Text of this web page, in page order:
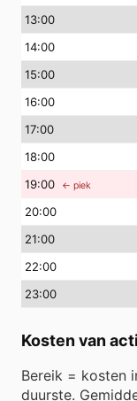
13:00
14:00
15:00
16:00
17:00
18:00
19:00 ← piek
20:00
21:00
22:00
23:00
Kosten van
Bereik = kosten
duurste.